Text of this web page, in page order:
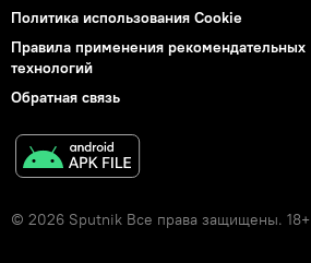
Политика использования Cookie
Правила применения рекомендательных
технологий
Обратная связь
© 2026 Sputnik Все права защищены. 18+